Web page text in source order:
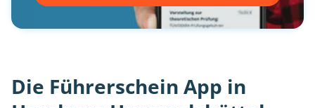
Die Führerschein App in